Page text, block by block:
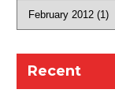
Recent